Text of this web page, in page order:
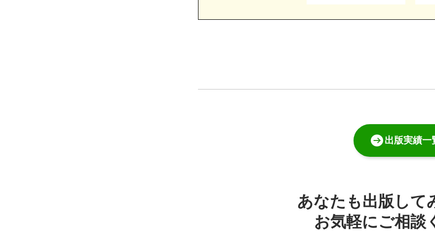
出版実績一
あなたも出版して
お気軽にご相談